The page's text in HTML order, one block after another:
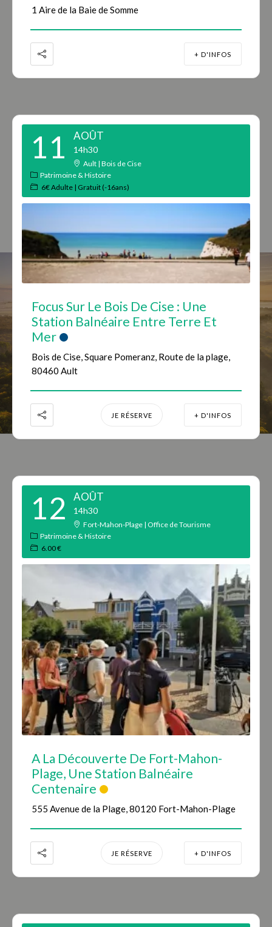
1 Aire de la Baie de Somme
+ D'INFOS
11 AOÛT
14h30
Ault | Bois de Cise
Patrimoine & Histoire
6€ Adulte | Gratuit (-16ans)
Focus Sur Le Bois De Cise : Une
Station Balnéaire Entre Terre Et
Mer
Bois de Cise, Square Pomeranz, Route de la plage,
80460 Ault
JE RÉSERVE + D'INFOS
12 AOÛT
14h30
Fort-Mahon-Plage | Office de Tourisme
Patrimoine & Histoire
6.00 €
A La Découverte De Fort-Mahon-
Plage, Une Station Balnéaire
Centenaire
555 Avenue de la Plage, 80120 Fort-Mahon-Plage
JE RÉSERVE + D'INFOS